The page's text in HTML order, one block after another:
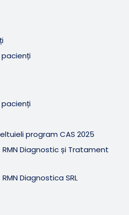
program CAS 2025
RMN Diagnostic și Tratament
Diagnostica SRL